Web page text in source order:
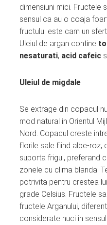
dimensiuni mici. Fructele
sensul ca au o coaja
fructului este cam un
Uleiul de argan contine
nesaturati, acid cafeic
Uleiul de migdale
Se extrage din copacul
mod natural in Orientul
Nord. Copacul creste
florile sale fiind albe-roz,
suporta frigul, preferand
zonele cu clima blanda.
potrivita pentru crestea
grade Celsius. Fructele
fructele Arganului,
considerate nuci in